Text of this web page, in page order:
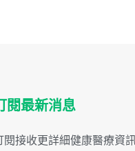
閱最新消息
閱接收更詳細健康醫療資訊